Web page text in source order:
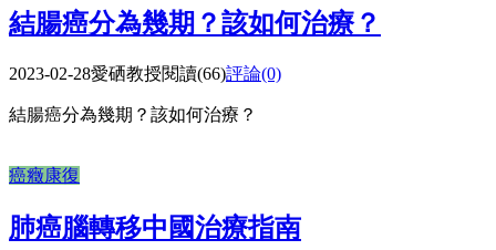
結腸癌分為幾期？該如何治療？
2023-02-28愛硒教授閱讀(66)評論(0)
結腸癌分為幾期？該如何治療？
癌癥康復
肺癌腦轉移中國治療指南